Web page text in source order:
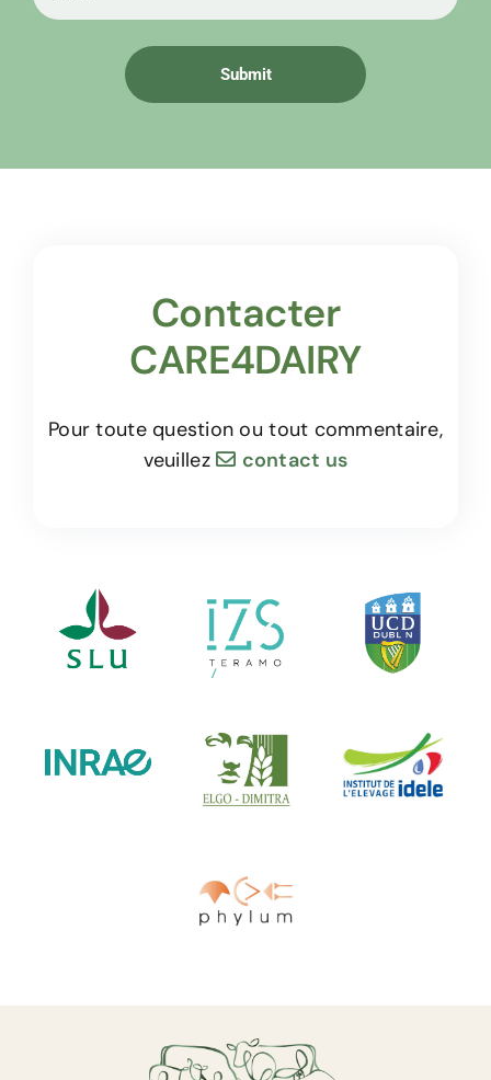
Contacter
CARE4DAIRY
Pour toute question ou tout commentaire,
veuillez
contact us